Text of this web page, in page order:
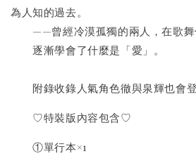
為人知的過去。
——曾經冷漠孤獨的兩人，在歌舞
逐漸學會了什麼是「愛」。
附錄收錄人氣角色徹與泉輝也會
♡特裝版內容包含♡
①單行本×1